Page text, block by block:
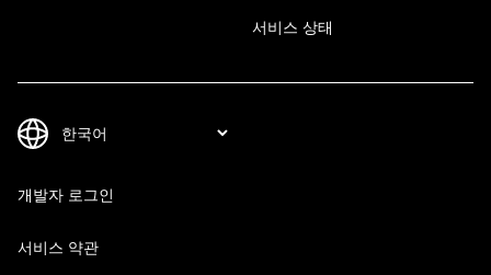
서비스 상태
개발자 로그인
서비스 약관